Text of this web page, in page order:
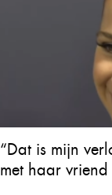
“Dat is mijn
met haar